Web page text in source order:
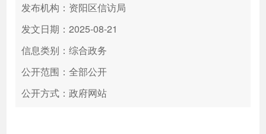
高效办成一件事
发布机构：资阳区信访局
发文日期：2025-08-21
信息类别：综合政务
公开范围：全部公开
公开方式：政府网站